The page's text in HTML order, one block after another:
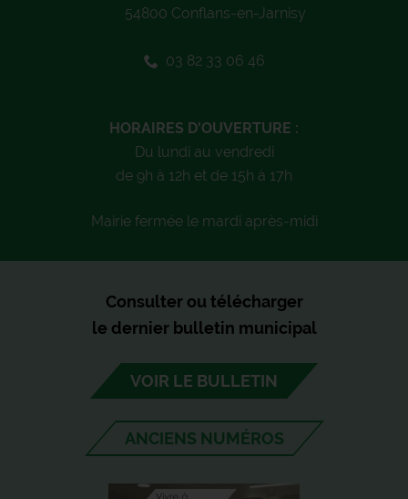
54800 Conflans-en-Jarnisy
03 82 33 06 46
HORAIRES D'OUVERTURE :
Du lundi au vendredi
de 9h à 12h et de 15h à 17h
Mairie fermée le mardi après-midi
Consulter ou télécharger
le dernier bulletin municipal
VOIR LE BULLETIN
ANCIENS NUMÉROS